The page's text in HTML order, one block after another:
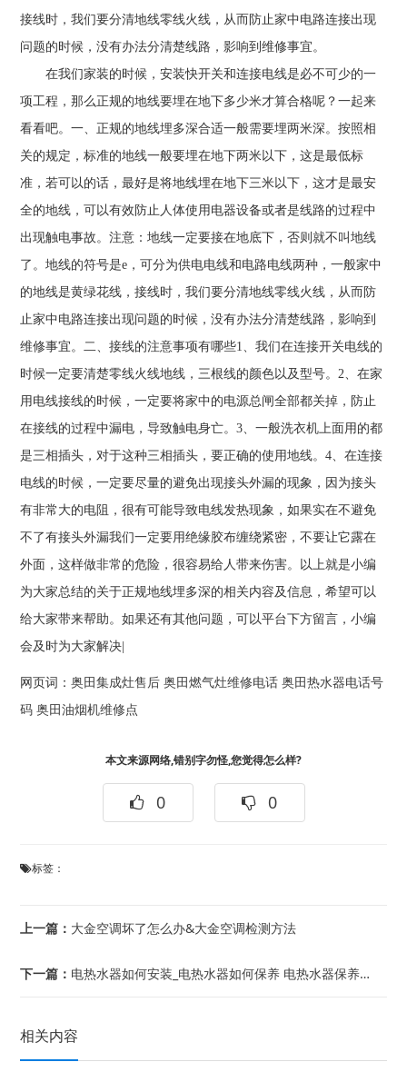
接线时，我们要分清地线零线火线，从而防止家中电路连接出现
问题的时候，没有办法分清楚线路，影响到维修事宜。
在我们家装的时候，安装快开关和连接电线是必不可少的一
项工程，那么正规的地线要埋在地下多少米才算合格呢？一起来
看看吧。一、正规的地线埋多深合适一般需要埋两米深。按照相
关的规定，标准的地线一般要埋在地下两米以下，这是最低标
准，若可以的话，最好是将地线埋在地下三米以下，这才是最安
全的地线，可以有效防止人体使用电器设备或者是线路的过程中
出现触电事故。注意：地线一定要接在地底下，否则就不叫地线
了。地线的符号是e，可分为供电电线和电路电线两种，一般家中
的地线是黄绿花线，接线时，我们要分清地线零线火线，从而防
止家中电路连接出现问题的时候，没有办法分清楚线路，影响到
维修事宜。二、接线的注意事项有哪些1、我们在连接开关电线的
时候一定要清楚零线火线地线，三根线的颜色以及型号。2、在家
用电线接线的时候，一定要将家中的电源总闸全部都关掉，防止
在接线的过程中漏电，导致触电身亡。3、一般洗衣机上面用的都
是三相插头，对于这种三相插头，要正确的使用地线。4、在连接
电线的时候，一定要尽量的避免出现接头外漏的现象，因为接头
有非常大的电阻，很有可能导致电线发热现象，如果实在不避免
不了有接头外漏我们一定要用绝缘胶布缠绕紧密，不要让它露在
外面，这样做非常的危险，很容易给人带来伤害。以上就是小编
为大家总结的关于正规地线埋多深的相关内容及信息，希望可以
给大家带来帮助。如果还有其他问题，可以平台下方留言，小编
会及时为大家解决|
网页词：奥田集成灶售后 奥田燃气灶维修电话 奥田热水器电话号
码 奥田油烟机维修点
本文来源网络,错别字勿怪,您觉得怎么样?
0 0
标签：
上一篇： 大金空调坏了怎么办&大金空调检测方法
下一篇： 电热水器如何安装_电热水器如何保养 电热水器保养方法
相关内容